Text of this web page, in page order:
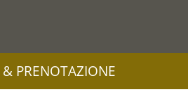
& PRENOTAZIONE